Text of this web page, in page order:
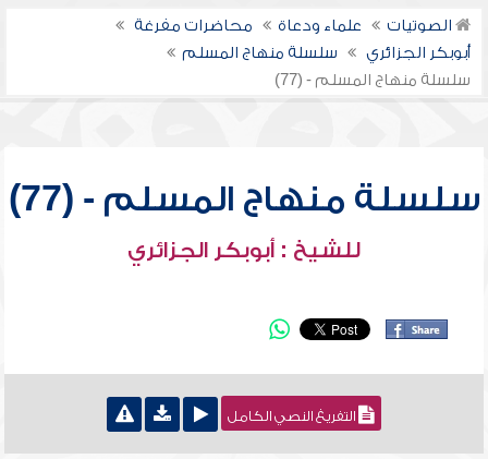
الصوتيات علماء ودعاة
محاضرات مفرغة
أبوبكر الجزائري
سلسلة منهاج المسلم
سلسلة منهاج المسلم - (77)
سلسلة منهاج المسلم - (77)
للشيخ : أبوبكر الجزائري
التفريغ النصي الكامل